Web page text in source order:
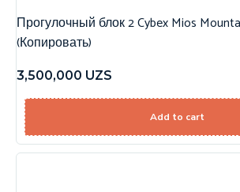
Прогулочный блок 2 Cybex Mios
(Копировать)
3,500,000 UZS
Add to cart